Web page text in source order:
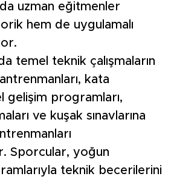
uzman eğitmenler
hem de uygulamalı
temel teknik çalışmaların
kata
gelişim programları,
ve kuşak sınavlarına
Sporcular, yoğun
teknik becerilerini